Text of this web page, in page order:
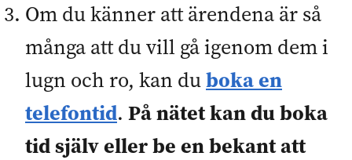
Om du känner att ärendena är så
många att du vill gå igenom dem i
lugn och ro, kan duboka en
telefontid. På nätet kan du boka
tid själv eller be en bekant att